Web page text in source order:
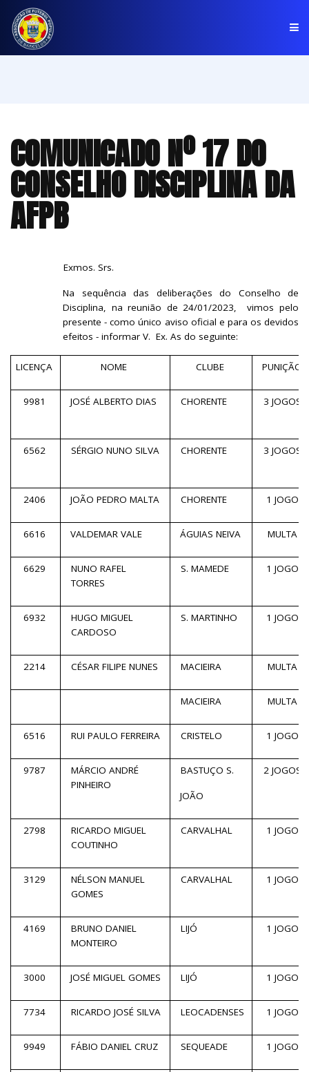
COMPETIÇÕES
NOTÍCIAS
COMUNICADOS
COMUNICADO Nº 17 DO
CONSELHO DISCIPLINA DA
AFPB
Exmos. Srs.
Na sequência das deliberações do Conselho de
Disciplina, na reunião de 24/01/2023, vimos pelo
presente - como único aviso oficial e para os devidos
efeitos - informar V. Ex. As do seguinte:
LICENÇA NOME CLUBE PUNIÇÃO
9981 JOSÉ ALBERTO DIAS CHORENTE 3 JOGOS
6562 SÉRGIO NUNO SILVA CHORENTE 3 JOGOS
2406 JOÃO PEDRO MALTA CHORENTE 1 JOGO
6616 VALDEMAR VALE ÁGUIAS NEIVA MULTA
6629
NUNO RAFEL
TORRES
S. MAMEDE 1 JOGO
6932
HUGO MIGUEL
CARDOSO
S. MARTINHO 1 JOGO
2214 CÉSAR FILIPE NUNES MACIEIRA MULTA
MACIEIRA MULTA
6516 RUI PAULO FERREIRA CRISTELO 1 JOGO
9787
MÁRCIO ANDRÉ
PINHEIRO
BASTUÇO S.
JOÃO
2 JOGOS
2798
RICARDO MIGUEL
COUTINHO
CARVALHAL 1 JOGO
3129
NÉLSON MANUEL
GOMES
CARVALHAL 1 JOGO
4169
BRUNO DANIEL
MONTEIRO
LIJÓ 1 JOGO
3000 JOSÉ MIGUEL GOMES LIJÓ 1 JOGO
7734 RICARDO JOSÉ SILVA LEOCADENSES 1 JOGO
9949 FÁBIO DANIEL CRUZ SEQUEADE 1 JOGO